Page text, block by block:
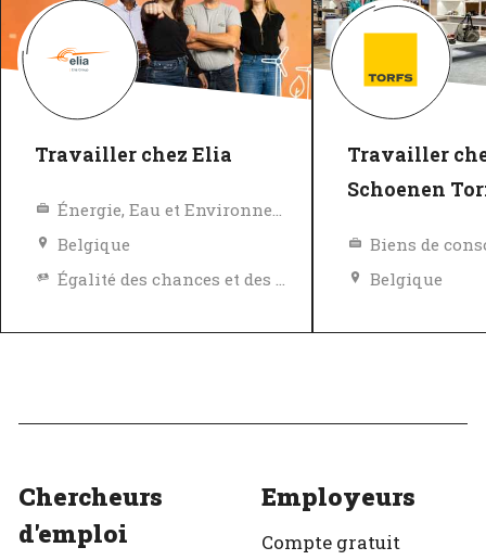
Travailler chez Elia
Belgique
Travailler
Schoenen
Belgique
Chercheurs
d'emploi
Employeurs
Compte gratuit